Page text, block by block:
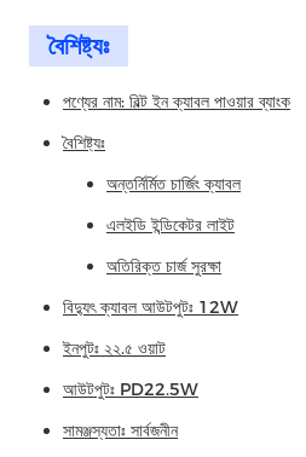
বৈশিষ্ট্যঃ
পণ্যের নাম: বিল্ট ইন ক্যাবল পাওয়ার ব্যাংক
বৈশিষ্ট্যঃ
অন্তর্নির্মিত চার্জিং ক্যাবল
এলইডি ইন্ডিকেটর লাইট
অতিরিক্ত চার্জ সুরক্ষা
বিদ্যুৎ ক্যাবল আউটপুটঃ 12W
ইনপুটঃ ২২.৫ ওয়াট
আউটপুটঃ PD22.5W
সামঞ্জস্যতাঃ সার্বজনীন